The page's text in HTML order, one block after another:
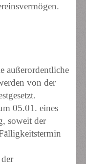
außerordentliche
von der
05.01. eines
soweit der